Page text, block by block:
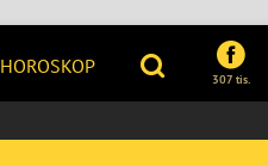
HOROSKOP
307 tis.